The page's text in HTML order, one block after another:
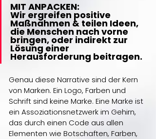
MIT ANPACKEN:
Wir ergreifen positive
Maßnahmen & teilen Ideen,
die Menschen nach vorne
bringen, oder indirekt zur
Lösung einer
Herausforderung beitragen.
Genau diese Narrative sind der Kern
von Marken. Ein Logo, Farben und
Schrift sind keine Marke. Eine Marke ist
ein Assoziationsnetzwerk im Gehirn,
das durch einen Code aus allen
Elementen wie Botschaften, Farben,